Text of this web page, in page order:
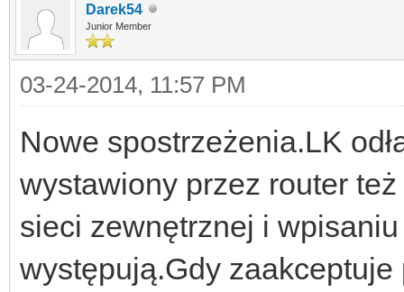
Darek54
Junior Member
03-24-2014, 11:57 PM
Nowe spostrzeżenia.LK
wystawiony przez router
sieci zewnętrznej i
występują.Gdy